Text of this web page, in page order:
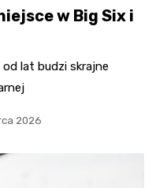
w Big Six i
lat budzi skrajne
2026